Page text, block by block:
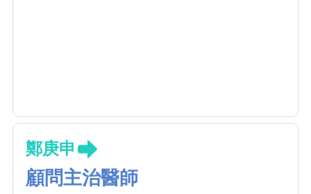
鄭庚申
顧問主治醫師